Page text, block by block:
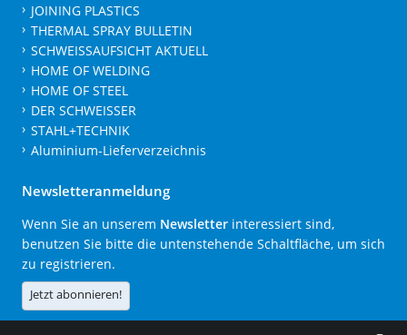
JOINING PLASTICS
THERMAL SPRAY BULLETIN
SCHWEISSAUFSICHT AKTUELL
HOME OF WELDING
HOME OF STEEL
DER SCHWEISSER
STAHL+TECHNIK
Aluminium-Lieferverzeichnis
Newsletteranmeldung
Wenn Sie an unserem Newsletter interessiert sind,
benutzen Sie bitte die untenstehende Schaltfläche, um sich
zu registrieren.
Jetzt abonnieren!